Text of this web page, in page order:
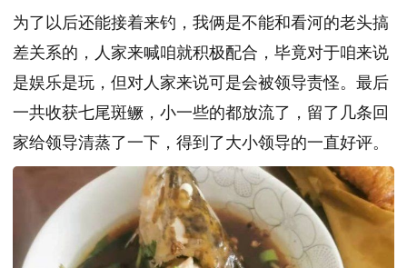
为了以后还能接着来钓，我俩是不能和看河的老头搞
差关系的，人家来喊咱就积极配合，毕竟对于咱来说
是娱乐是玩，但对人家来说可是会被领导责怪。最后
一共收获七尾斑鳜，小一些的都放流了，留了几条回
家给领导清蒸了一下，得到了大小领导的一直好评。